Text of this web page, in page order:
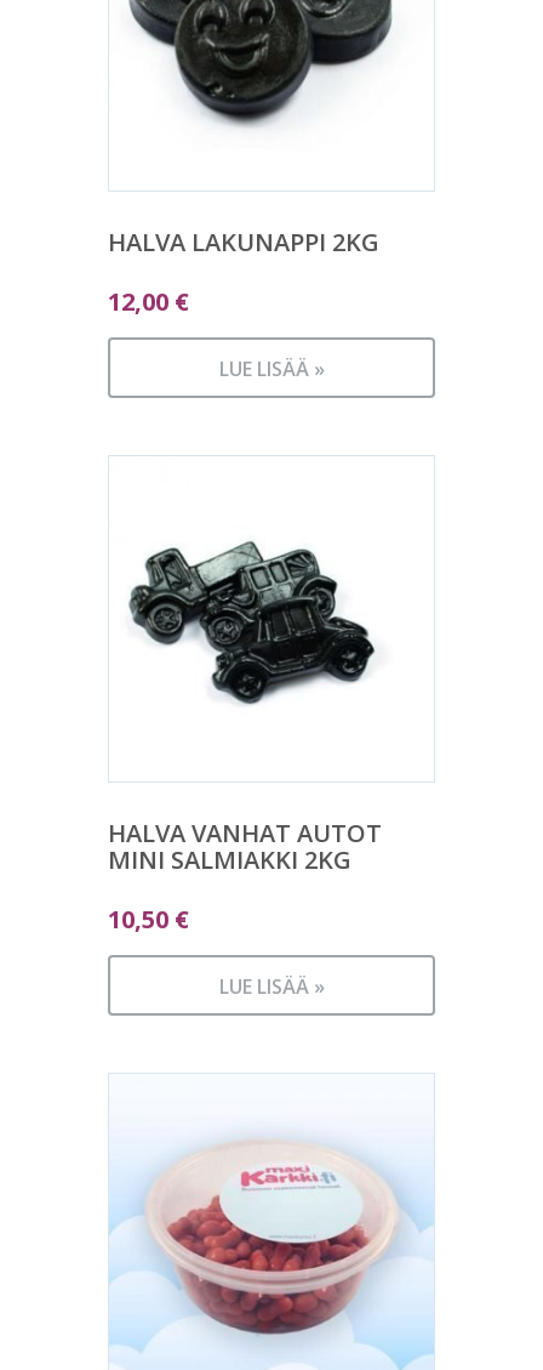
HALVA LAKUNAPPI 2KG
12,00 €
LUE LISÄÄ »
HALVA VANHAT AUTOT
MINI SALMIAKKI 2KG
10,50 €
LUE LISÄÄ »